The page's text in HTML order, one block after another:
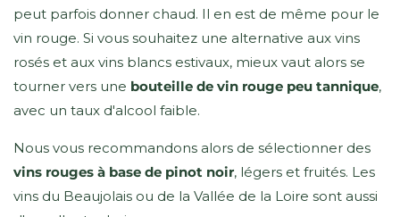
peut parfois donner chaud. Il en est de même pour le
vin rouge. Si vous souhaitez une alternative aux vins
rosés et aux vins blancs estivaux, mieux vaut alors se
tourner vers une bouteille de vin rouge peu tannique,
avec un taux d'alcool faible.
Nous vous recommandons alors de sélectionner des
vins rouges à base de pinot noir, légers et fruités. Les
vins du Beaujolais ou de la Vallée de la Loire sont aussi